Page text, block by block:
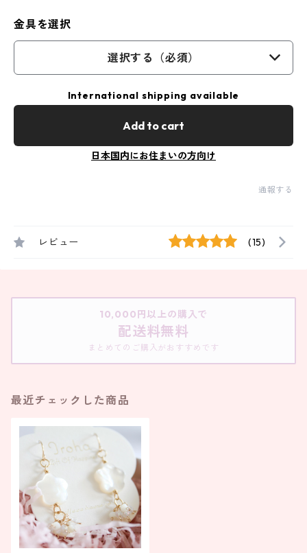
金具を選択
選択する（必須）
International shipping available
Add to cart
日本国内にお住まいの方向け
通報する
レビュー (15)
10,000円以上の購入で
配送料無料
まとめてのご購入がおすすめです
最近チェックした商品